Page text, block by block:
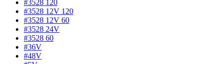
#3528 120
#3528 12V 120
#3528 12V 60
#3528 24V
#3528 60
#36V
#48V